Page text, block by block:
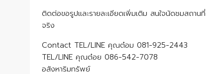
ติดต่อขอรูปและรายละเอียดเพิ่มเติม สนใจนัดชมสถานที่
จริง
Contact TEL/LINE คุณต๋อม 081-925-2443
TEL/LINE คุณต๋อย 086-542-7078
อสังหาริมทรัพย์